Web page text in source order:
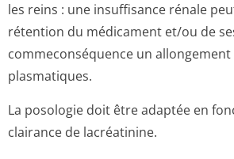
les reins : une insuffisance rénale
rétention du médicament et/ou de
commeconséquence un allongement
plasmatiques.
La posologie doit être adaptée en
clairance de lacréatinine.